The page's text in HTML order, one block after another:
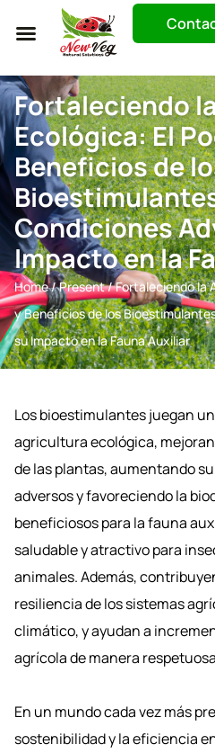
Fortaleciendo
Ecológica: El
Beneficios de
Condiciones
Impacto en la
Home/Present/ Fortaleciendo la
y Beneficios de los
su Impacto en la Fauna Auxiliar
Los bioestimulantes juegan
agricultura ecológica,
de las plantas, aumentando
adversos y favoreciendo la
beneficiosos para la fauna
saludable y atractivo para
animales. Además,
resiliencia de los sistemas
climático, y ayudan a
agrícola de manera
En un mundo cada vez más
sostenibilidad y la eficiencia